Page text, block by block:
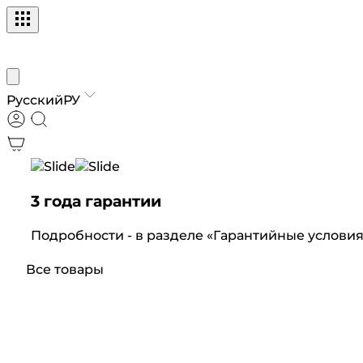
РусскийРУ
3 года гарантии
Подробности - в разделе «Гарантийные
Все товары